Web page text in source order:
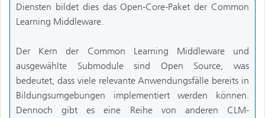
Diensten bildet dies das Open-Core-Paket der Common
Learning Middleware.
Der Kern der Common Learning Middleware und
ausgewählte Submodule sind Open Source, was
bedeutet, dass viele relevante Anwendungsfälle bereits in
Bildungsumgebungen implementiert werden können.
Dennoch gibt es eine Reihe von anderen CLM-